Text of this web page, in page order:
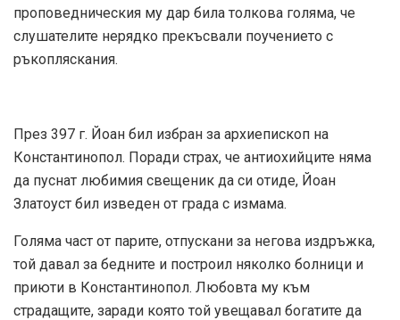
проповедническия му дар била толкова голяма, че
слушателите нерядко прекъсвали поучението с
ръкопляскания.
През 397 г. Йоан бил избран за архиепископ на
Константинопол. Поради страх, че антиохийците няма
да пуснат любимия свещеник да си отиде, Йоан
Златоуст бил изведен от града с измама.
Голяма част от парите, отпускани за негова издръжка,
той давал за бедните и построил няколко болници и
приюти в Константинопол. Любовта му към
страдащите, заради която той увещавал богатите да